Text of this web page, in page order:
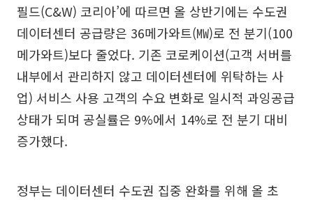
필드(C&W) 코리아’에 따르면 올 상반기에는 수도권
데이터센터 공급량은 36메가와트(㎿)로 전 분기(100
메가와트)보다 줄었다. 기존 코로케이션(고객 서버를
내부에서 관리하지 않고 데이터센터에 위탁하는 사
업) 서비스 사용 고객의 수요 변화로 일시적 과잉공급
상태가 되며 공실률은 9%에서 14%로 전 분기 대비
증가했다.
정부는 데이터센터 수도권 집중 완화를 위해 올 초